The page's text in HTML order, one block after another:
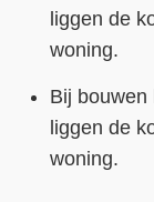
liggen de
woning.
Bij bouwen
liggen de
woning.